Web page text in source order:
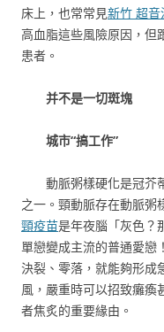
床上，也常常見新竹 超音
高血脂這些風險原因，但
患者。
并不是一切斑塊
城市“搞工作”
動脈粥樣硬化是冠芥
之一。頸動脈存在動脈粥
頸疫苗是年夜腦「灰色？
單戀變成主流的普通愛戀
決裂、零落，就能夠形成
風，嚴重時可以招致癱瘓
者焦炙的重要緣由。